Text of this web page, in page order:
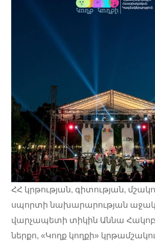
ՀՀ կրթության, գիտության,
սպորտի նախարարության
վարչապետի տիկին Աննա
ներքո, «Կողք կողքի»